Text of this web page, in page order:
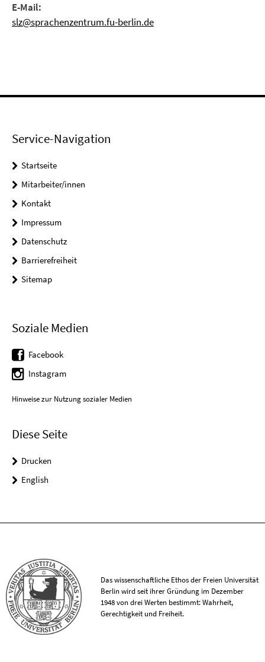
E-Mail:
slz@sprachenzentrum.fu-berlin.de
Service-Navigation
Startseite
Mitarbeiter/innen
Kontakt
Impressum
Datenschutz
Barrierefreiheit
Sitemap
Soziale Medien
Facebook
Instagram
Hinweise zur Nutzung sozialer Medien
Diese Seite
Drucken
English
Das wissenschaftliche Ethos der Freien Universität
Berlin wird seit ihrer Gründung im Dezember
1948 von drei Werten bestimmt: Wahrheit,
Gerechtigkeit und Freiheit.